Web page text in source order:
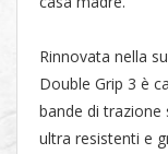
Rinnovata nella
Double Grip 3 è
bande di trazione
ultra resistenti e